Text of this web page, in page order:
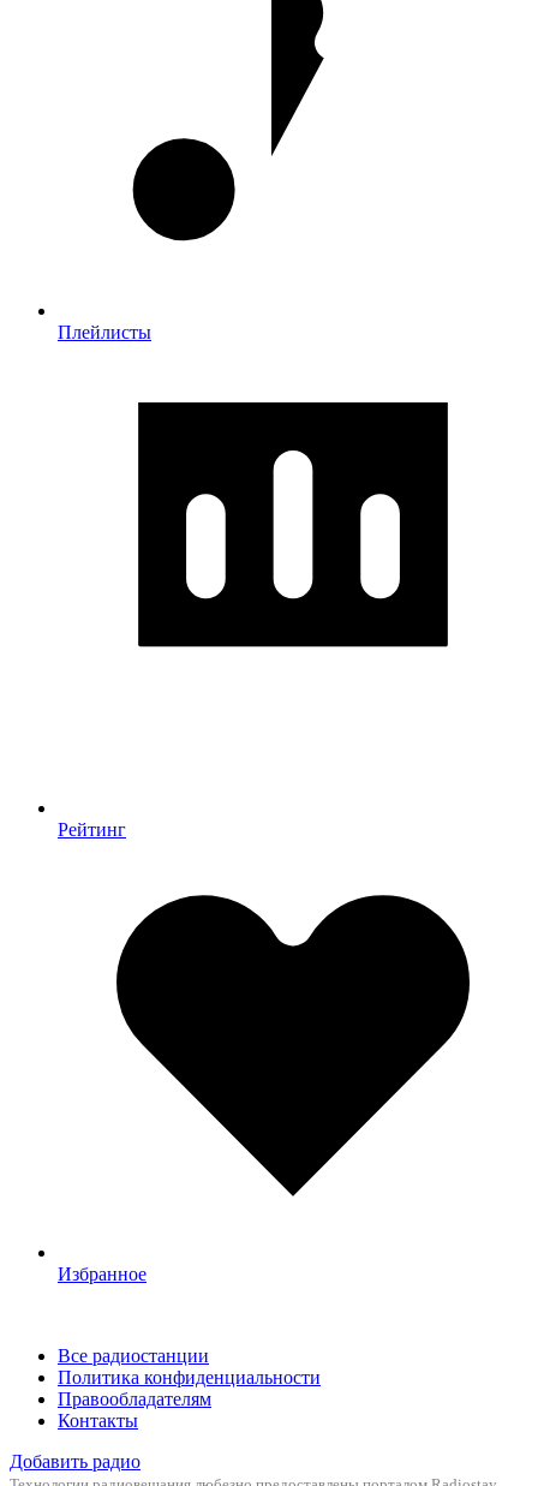
Плейлисты
Рейтинг
Избранное
Все радиостанции
Политика конфиденциальности
Правообладателям
Контакты
Добавить радио